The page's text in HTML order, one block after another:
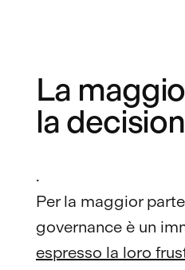
La
la
.
Per la maggior
governance è un
espresso la loro